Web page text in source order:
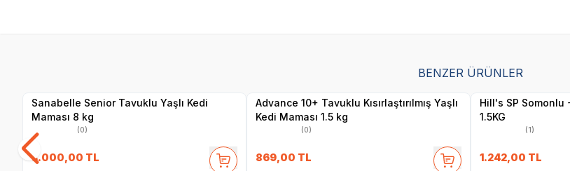
BENZER ÜRÜNLER
Sanabelle Senior Tavuklu Yaşlı Kedi
Maması 8 kg
(0)
3.000,00 TL
Advance 10+ Tavuklu Kısırlaştırılmış Yaşlı
Kedi Maması 1.5 kg
(0)
869,00 TL
Hill's SP Somonlu
1.5KG
(1)
1.242,00 TL